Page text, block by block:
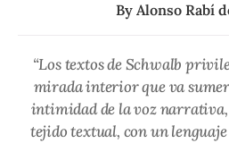
By Alonso Rabí
“Los textos de Schwalb
mirada interior que va
intimidad de la voz
tejido textual, con un